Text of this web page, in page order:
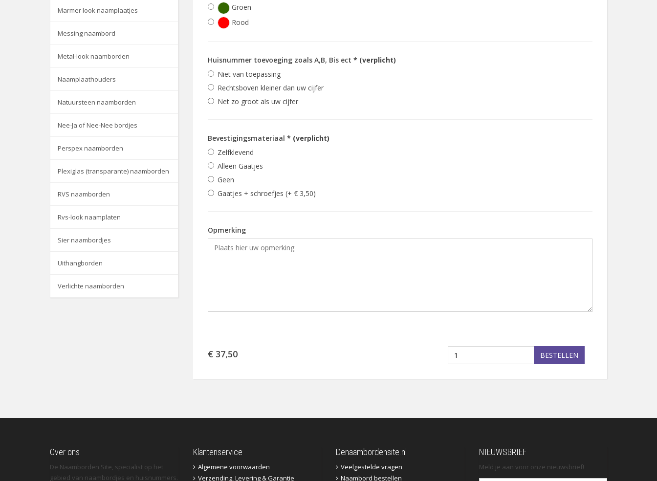
Marmer look naamplaatjes
Messing naambord
Metal-look naamborden
Naamplaathouders
Natuursteen naamborden
Nee-Ja of Nee-Nee bordjes
Perspex naamborden
Plexiglas (transparante) naamborden
RVS naamborden
Rvs-look naamplaten
Sier naambordjes
Uithangborden
Verlichte naamborden
Groen
Rood
Huisnummer toevoeging zoals A,B, Bis ect * (verplicht)
Niet van toepassing
Rechtsboven kleiner dan uw cijfer
Net zo groot als uw cijfer
Bevestigingsmateriaal * (verplicht)
Zelfklevend
Alleen Gaatjes
Geen
Gaatjes + schroefjes (+ € 3,50)
Opmerking
€ 37,50 BESTELLEN
Over ons
De Naamborden Site, specialist op het
gebied van naambordjes en huisnummers.
Klantenservice
Algemene voorwaarden
Verzending, Levering & Garantie
Denaambordensite.nl
Veelgestelde vragen
Naambord bestellen
NIEUWSBRIEF
Meld je aan voor onze nieuwsbrief!